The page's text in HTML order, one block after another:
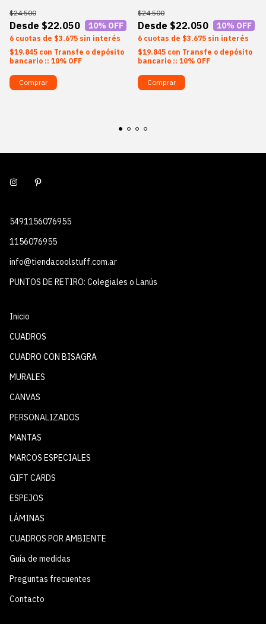
$22.050
$24.500
10% OFF
6 $3.675 sin interés
$19.845 con Transfe o depósito
bancario :: 10% OFF
Comprar
$22.050
$24.500
10% OFF
6 $3.675 sin interés
$19.845 con Transfe o depósito
bancario :: 10% OFF
Comprar
5491156076955
1156076955
info@tiendacoolstuff.com.ar
PUNTOS DE RETIRO: Colegiales o Lanús
Inicio
CUADROS
CUADRO CON BISAGRA
MURALES
CANVAS
PERSONALIZADOS
MANTAS
MARCOS ESPECIALES
GIFT CARDS
ESPEJOS
LÁMINAS
CUADROS POR AMBIENTE
Guía de medidas
Preguntas frecuentes
Contacto